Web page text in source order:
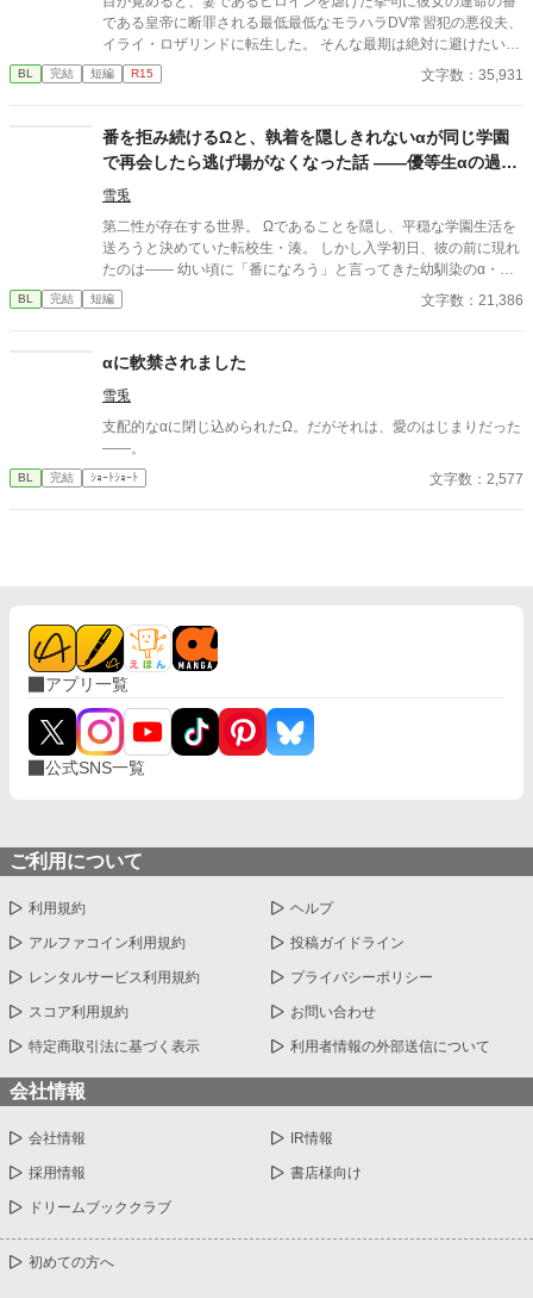
である皇帝に断罪される最低最低なモラハラDV常習犯の悪役夫、
イライ・ロザリンドに転生した。 そんな最期は絶対に避けたいイ
ライはヒーローとヒロインの仲を結ばせつつ、ヒロインと円満に
別れる為に策を練った。 彼の努力は実り、主人公たちは結ばれ、
る」 これまでの自分の努力を労うように酒場で飲んでいたイライ
は、いい薫りを漂わせる男と意気投合し、彼と一夜を共にしてし
まう。 目が覚めると罪悪感に襲われ、すぐさま宿を去っていく。
「これじゃあ原作のイライと変わらないじゃん！」 その後体調不
た。 「あなた……Ωになっていますよ」 「へ？」 そしてワンナイ
トをした男がまさかの国の英雄で、まさかまさか求愛し公開プロ
ポーズまでして来て―― オメガバースの世界で運命に導かれる、
強引な俺様α×頑張り屋な元悪役令息の元βのΩのラブストーリー。
BL 完結 短編 R15 文字数：35,931
番を拒み続けるΩと、執着を隠しきれないαが同じ学園
で再会したら逃げ場がなくなった話 ――優等生αの過保
護な束縛は恋か支配か
雪兎
第二性が存在する世界。 Ωであることを隠し、平穏な学園生活を
送ろうと決めていた転校生・湊。 しかし入学初日、彼の前に現れ
たのは―― 幼い頃に「番になろう」と言ってきた幼馴染のα・蓮
だった。 成績優秀、容姿端麗、生徒から絶大な信頼を集める完璧
なα。 だが湊だけが知っている。 彼が異常なほど執着深いこと
るだけだよ」 座席、時間割、交友関係、体調管理。 いつの間にか
整えられていく環境。 逃げ場のない距離。 番を拒みたいΩと、手
放す気のないα。 これは保護か、それとも束縛か。 閉じた学園の
中で、二人の関係は静かに歪み始める――。
BL 完結 短編 文字数：21,386
αに軟禁されました
雪兎
支配的なαに閉じ込められたΩ。だがそれは、愛のはじまりだった
――。
BL 完結 ｼｮｰﾄｼｮｰﾄ 文字数：2,577
アプリ一覧
公式SNS一覧
ご利用について
利用規約 ヘルプ
アルファコイン利用規約 投稿ガイドライン
レンタルサービス利用規約 プライバシーポリシー
スコア利用規約 お問い合わせ
特定商取引法に基づく表示 利用者情報の外部送信について
会社情報
会社情報 IR情報
採用情報 書店様向け
ドリームブッククラブ
初めての方へ